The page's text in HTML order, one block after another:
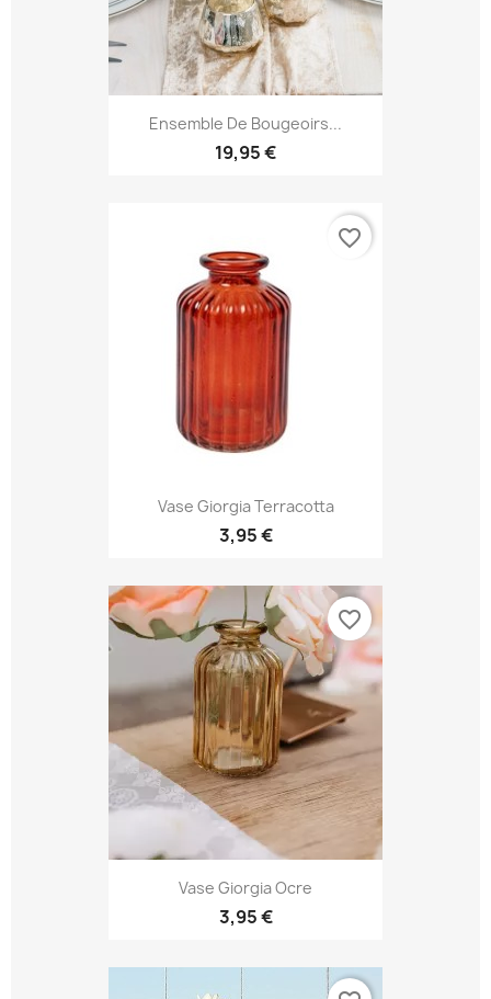
Ensemble De Bougeoirs...
19,95 €
Vase Giorgia Terracotta
3,95 €
favorite_border
Vase Giorgia Ocre
3,95 €
favorite_border